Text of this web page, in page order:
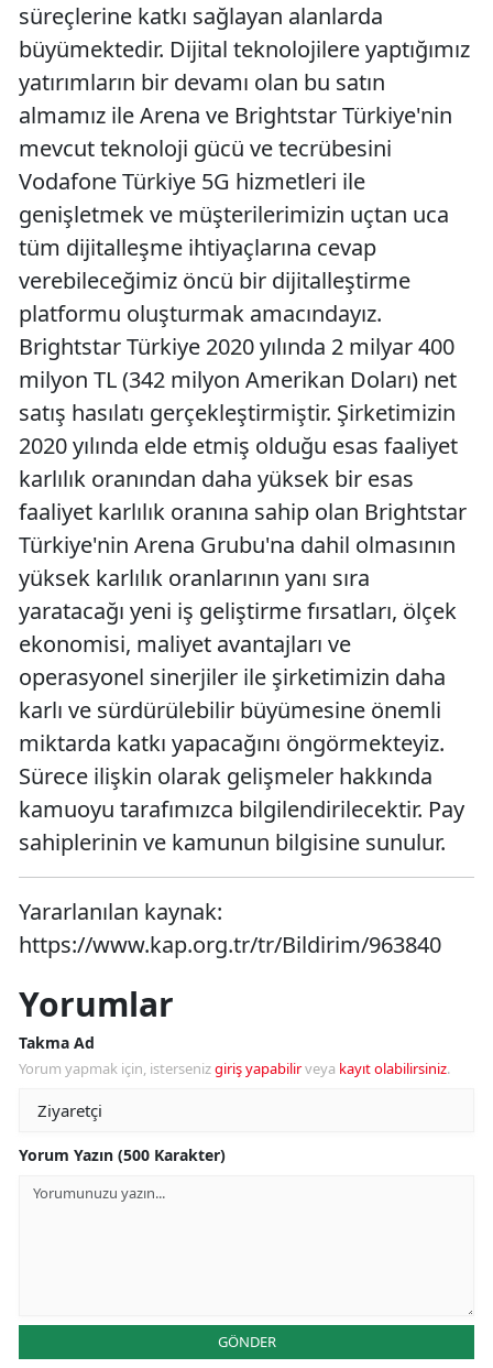
süreçlerine katkı sağlayan alanlarda
büyümektedir. Dijital teknolojilere yaptığımız
yatırımların bir devamı olan bu satın
almamız ile Arena ve Brightstar Türkiye'nin
mevcut teknoloji gücü ve tecrübesini
Vodafone Türkiye 5G hizmetleri ile
genişletmek ve müşterilerimizin uçtan uca
tüm dijitalleşme ihtiyaçlarına cevap
verebileceğimiz öncü bir dijitalleştirme
platformu oluşturmak amacındayız.
Brightstar Türkiye 2020 yılında 2 milyar 400
milyon TL (342 milyon Amerikan Doları) net
satış hasılatı gerçekleştirmiştir. Şirketimizin
2020 yılında elde etmiş olduğu esas faaliyet
karlılık oranından daha yüksek bir esas
faaliyet karlılık oranına sahip olan Brightstar
Türkiye'nin Arena Grubu'na dahil olmasının
yüksek karlılık oranlarının yanı sıra
yaratacağı yeni iş geliştirme fırsatları, ölçek
ekonomisi, maliyet avantajları ve
operasyonel sinerjiler ile şirketimizin daha
karlı ve sürdürülebilir büyümesine önemli
miktarda katkı yapacağını öngörmekteyiz.
Sürece ilişkin olarak gelişmeler hakkında
kamuoyu tarafımızca bilgilendirilecektir. Pay
sahiplerinin ve kamunun bilgisine sunulur.
Yararlanılan kaynak:
https://www.kap.org.tr/tr/Bildirim/963840
Yorumlar
Takma Ad
Yorum yapmak için, istersenizgiriş yapabilirveya kayıt olabilirsiniz.
Yorum Yazın (500 Karakter)
GÖNDER